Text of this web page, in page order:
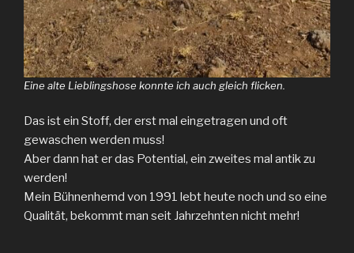
Eine alte Lieblingshose konnte ich auch gleich flicken.
Das ist ein Stoff, der erst mal eingetragen und oft
gewaschen werden muss!
Aber dann hat er das Potential, ein zweites mal antik zu
werden!
Mein Bühnenhemd von 1991 lebt heute noch und so eine
Qualität, bekommt man seit Jahrzehnten nicht mehr!